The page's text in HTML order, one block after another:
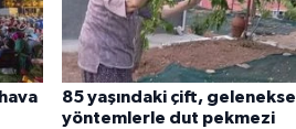
85 yaşındaki çift, geleneksel
yöntemlerle dut pekmezi